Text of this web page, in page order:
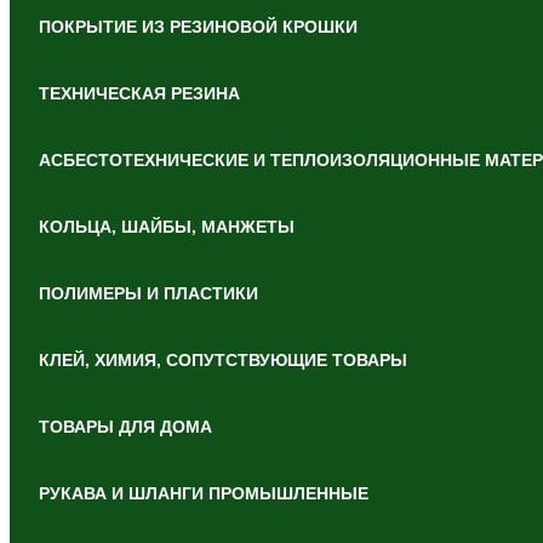
ПОКРЫТИЕ ИЗ РЕЗИНОВОЙ КРОШКИ
ТЕХНИЧЕСКАЯ РЕЗИНА
АСБЕСТОТЕХНИЧЕСКИЕ И ТЕПЛОИЗОЛЯЦИОННЫЕ
КОЛЬЦА, ШАЙБЫ, МАНЖЕТЫ
ПОЛИМЕРЫ И ПЛАСТИКИ
КЛЕЙ, ХИМИЯ, СОПУТСТВУЮЩИЕ ТОВАРЫ
ТОВАРЫ ДЛЯ ДОМА
РУКАВА И ШЛАНГИ ПРОМЫШЛЕННЫЕ